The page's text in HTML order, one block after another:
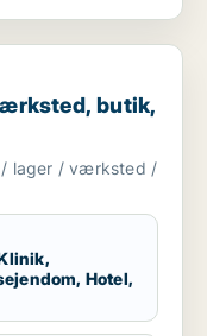
butik, klinik,
butik,
til salg i
/ lager / værksted /
Hotel,